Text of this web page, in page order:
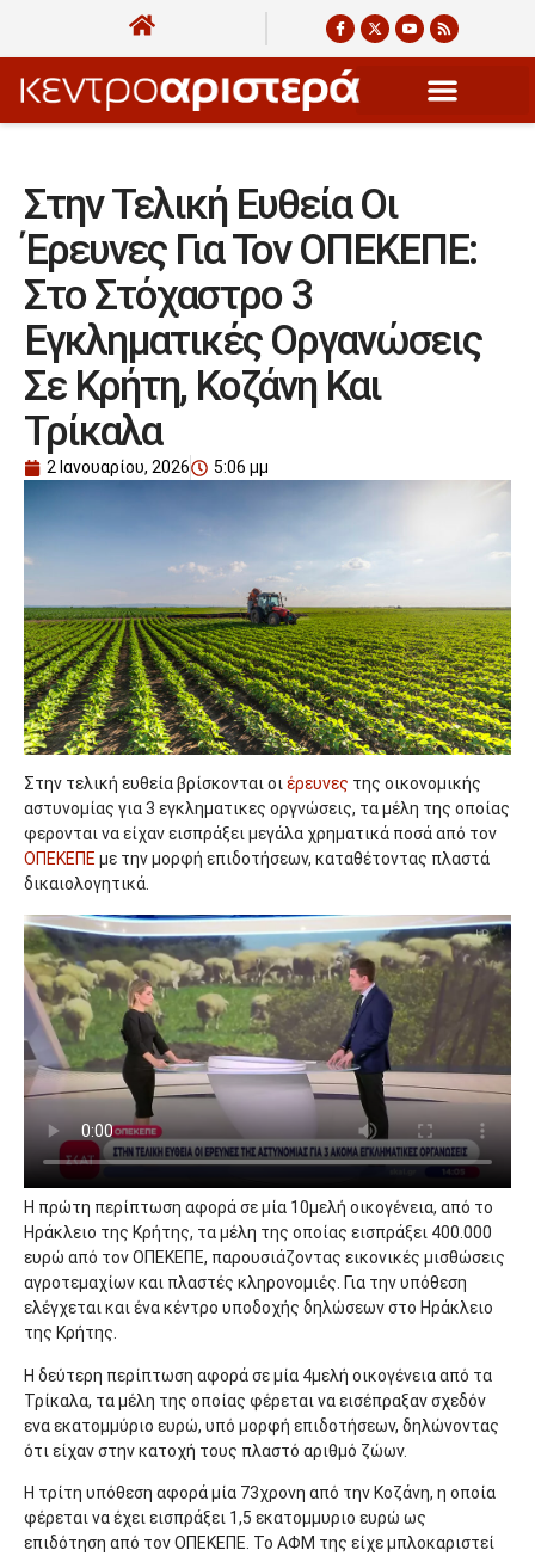
Στην Τελική Ευθεία Οι
Έρευνες Για Τον ΟΠΕΚΕΠΕ:
Στο Στόχαστρο 3
Εγκληματικές Οργανώσεις
Σε Κρήτη, Κοζάνη Και
Τρίκαλα
2 Ιανουαρίου, 2026 5:06 μμ
Στην τελική ευθεία βρίσκονται οιέρευνες της οικονομικής
αστυνομίας για 3 εγκληματικες οργνώσεις, τα μέλη της οποίας
φερονται να είχαν εισπράξει μεγάλα χρηματικά ποσά από τον
ΟΠΕΚΕΠΕ με την μορφή επιδοτήσεων, καταθέτοντας πλαστά
δικαιολογητικά.
Η πρώτη περίπτωση αφορά σε μία 10μελή οικογένεια, από το
Ηράκλειο της Κρήτης, τα μέλη της οποίας εισπράξει 400.000
ευρώ από τον ΟΠΕΚΕΠΕ, παρουσιάζοντας εικονικές μισθώσεις
αγροτεμαχίων και πλαστές κληρονομιές. Για την υπόθεση
ελέγχεται και ένα κέντρο υποδοχής δηλώσεων στο Ηράκλειο
της Κρήτης.
Η δεύτερη περίπτωση αφορά σε μία 4μελή οικογένεια από τα
Τρίκαλα, τα μέλη της οποίας φέρεται να εισέπραξαν σχεδόν
ενα εκατομμύριο ευρώ, υπό μορφή επιδοτήσεων, δηλώνοντας
ότι είχαν στην κατοχή τους πλαστό αριθμό ζώων.
Η τρίτη υπόθεση αφορά μία 73χρονη από την Κοζάνη, η οποία
φέρεται να έχει εισπράξει 1,5 εκατομμυριο ευρώ ως
επιδότηση από τον ΟΠΕΚΕΠΕ. Το ΑΦΜ της είχε μπλοκαριστεί